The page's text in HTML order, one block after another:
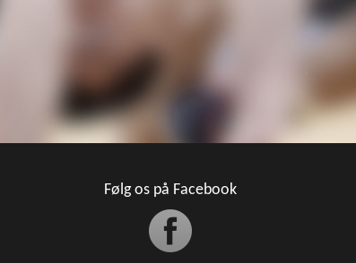
Følg os på Facebook